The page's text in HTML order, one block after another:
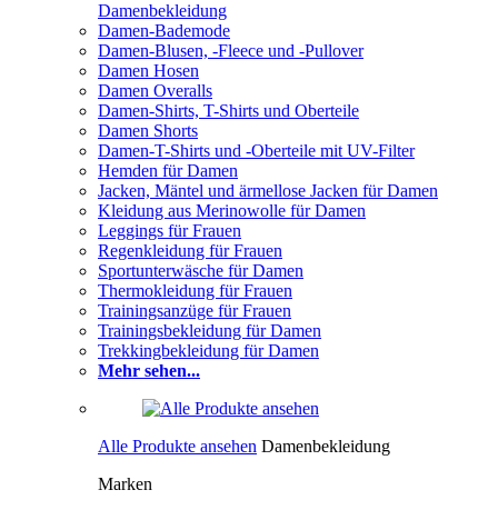
Damenbekleidung
Damen-Bademode
Damen-Blusen, -Fleece und -Pullover
Damen Hosen
Damen Overalls
Damen-Shirts, T-Shirts und Oberteile
Damen Shorts
Damen-T-Shirts und -Oberteile mit UV-Filter
Hemden für Damen
Jacken, Mäntel und ärmellose Jacken für Damen
Kleidung aus Merinowolle für Damen
Leggings für Frauen
Regenkleidung für Frauen
Sportunterwäsche für Damen
Thermokleidung für Frauen
Trainingsanzüge für Frauen
Trainingsbekleidung für Damen
Trekkingbekleidung für Damen
Mehr sehen...
Alle Produkte ansehen Damenbekleidung
Marken